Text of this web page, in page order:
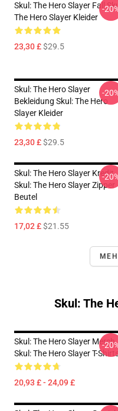
Skul: The Hero Slayer Fall
The Hero Slayer Kleider
23,30 £$29.5
-
Skul: The Hero Slayer
Bekleidung Skul: The Hero
Slayer Kleider
23,30 £$29.5
-
Skul: The Hero Slayer Kredit
Skul: The Hero Slayer Zipper
Beutel
17,02 £$21.55
-
Skul: The
Skul: The Hero Slayer Merch
Skul: The Hero Slayer T-
20,93 £ - 24,09 £
-